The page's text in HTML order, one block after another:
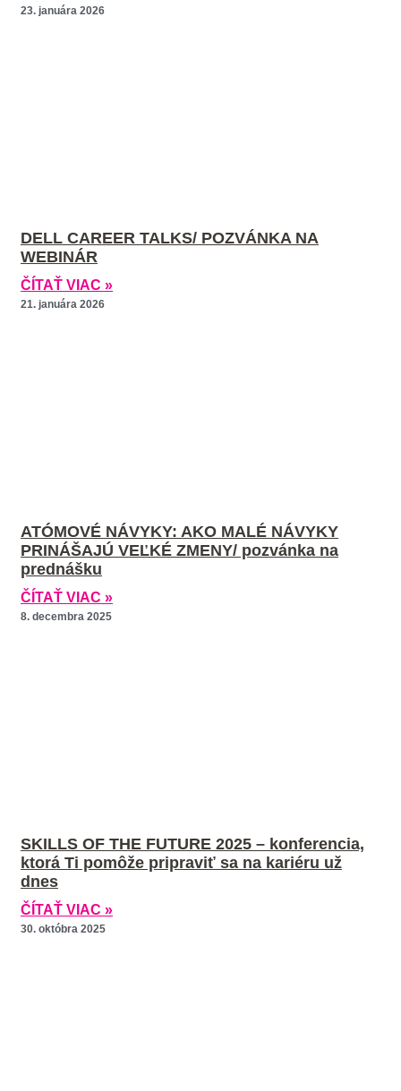
23. januára 2026
DELL CAREER TALKS/ POZVÁNKA NA
WEBINÁR
ČÍTAŤ VIAC »
21. januára 2026
ATÓMOVÉ NÁVYKY: AKO MALÉ NÁVYKY
PRINÁŠAJÚ VEĽKÉ ZMENY/ pozvánka na
prednášku
ČÍTAŤ VIAC »
8. decembra 2025
SKILLS OF THE FUTURE 2025 – konferencia,
ktorá Ti pomôže pripraviť sa na kariéru už
dnes
ČÍTAŤ VIAC »
30. októbra 2025